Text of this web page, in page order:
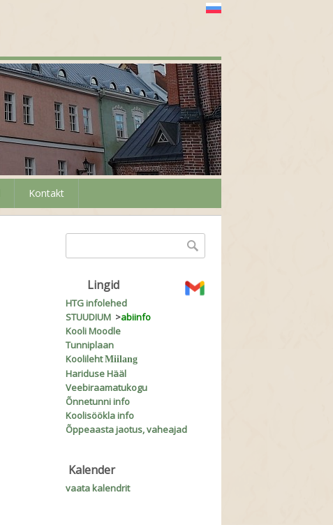
Kontakt
Otsinguvorm
Lingid
HTG infolehed
STUUDIUM >abiinfo
Kooli Moodle
Tunniplaan
KoolilehtMiilang
Hariduse Hääl
Veebiraamatukogu
Õnnetunni info
Koolisöökla info
Õppeaasta jaotus, vaheajad
Kalender
vaata kalendrit